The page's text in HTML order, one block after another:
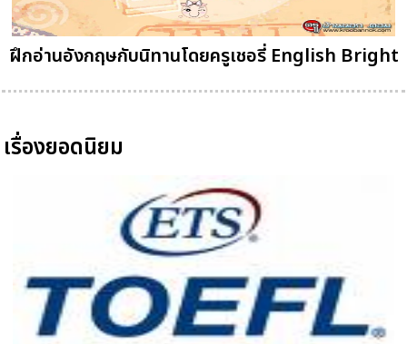
ฝึกอ่านอังกฤษกับนิทานโดยครูเชอรี่ English Bright
เรื่องยอดนิยม